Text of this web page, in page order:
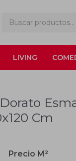
LIVING
Cm